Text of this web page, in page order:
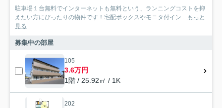
駐車場１台無料でインターネットも無料という、ランニングコストを抑
えたい方にぴったりの物件です！宅配ボックスやモニタ付イン... もっと
見る
募集中の部屋
105
3.6万円
1階 / 25.92㎡ / 1K
202